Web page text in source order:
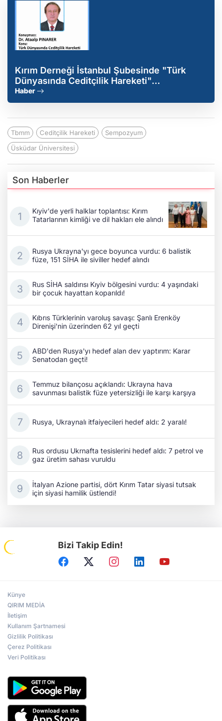
Kırım Derneği İstanbul Şubesinde "Türk
Dünyasında Ceditçilik Hareketi"
konuşulacak
Haber
Tbmm Ceditçilik Hareketi
Sempozyum
Üsküdar Üniversitesi
Son Haberler
Kıyiv'de yerli halklar toplantısı: Kırım
Tatarlarının kimliği ve dil hakları ele alındı
Rusya Ukrayna'yı gece boyunca vurdu: 6 balistik
füze, 151 SİHA ile siviller hedef alındı
Rus SİHA saldırısı Kıyiv bölgesini vurdu: 4 yaşındaki
bir çocuk hayattan koparıldı!
Kıbrıs Türklerinin varoluş savaşı: Şanlı Erenköy
Direnişi'nin üzerinden 62 yıl geçti
ABD'den Rusya'yı hedef alan dev yaptırım: Karar
Senatodan geçti!
Temmuz bilançosu açıklandı: Ukrayna hava
savunması balistik füze yetersizliği ile karşı karşıya
Rusya, Ukraynalı itfaiyecileri hedef aldı: 2 yaralı!
Rus ordusu Ukrnafta tesislerini hedef aldı: 7 petrol ve
gaz üretim sahası vuruldu
İtalyan Azione partisi, dört Kırım Tatar siyasi tutsak
için siyasi hamilik üstlendi!
Bizi Takip Edin!
Künye
QIRIM MEDİA
İletişim
Kullanım Şartnamesi
Gizlilik Politikası
Çerez Politikası
Veri Politikası